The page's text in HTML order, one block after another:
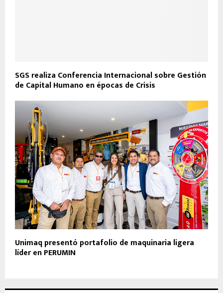
SGS realiza Conferencia Internacional sobre Gestión
de Capital Humano en épocas de Crisis
Unimaq presentó portafolio de maquinaria ligera
líder en PERUMIN